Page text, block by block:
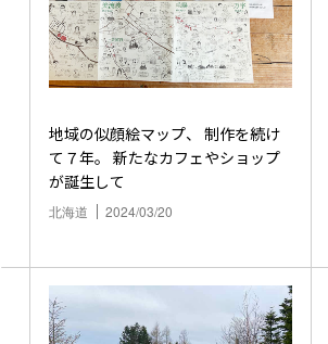
地域の似顔絵マップ、 制作を続け
て７年。 新たなカフェやショップ
が誕生して
北海道 2024/03/20